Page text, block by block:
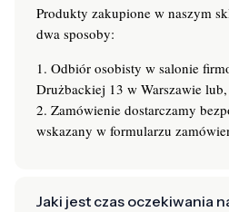
Produkty zakupione w naszym
dwa sposoby:
1. Odbiór osobisty w salonie
Drużbackiej 13 w Warszawie lub,
2. Zamówienie dostarczamy
wskazany w formularzu
Jaki jest czas oczekiwania